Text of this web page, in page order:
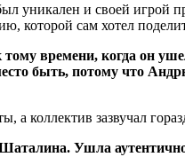
уникален и своей игрой
которой сам хотел
времени, когда он
быть, потому что
коллектив зазвучал
Ушла